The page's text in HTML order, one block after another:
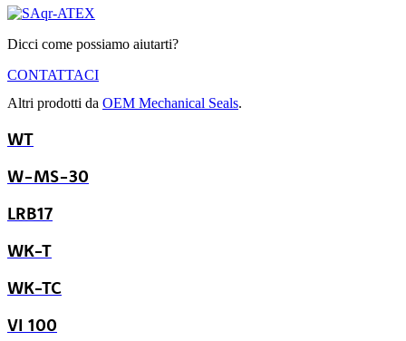
Dicci come possiamo aiutarti?
CONTATTACI
Altri prodotti da OEM Mechanical Seals.
WT
W-MS-30
LRB17
WK-T
WK-TC
VI 100